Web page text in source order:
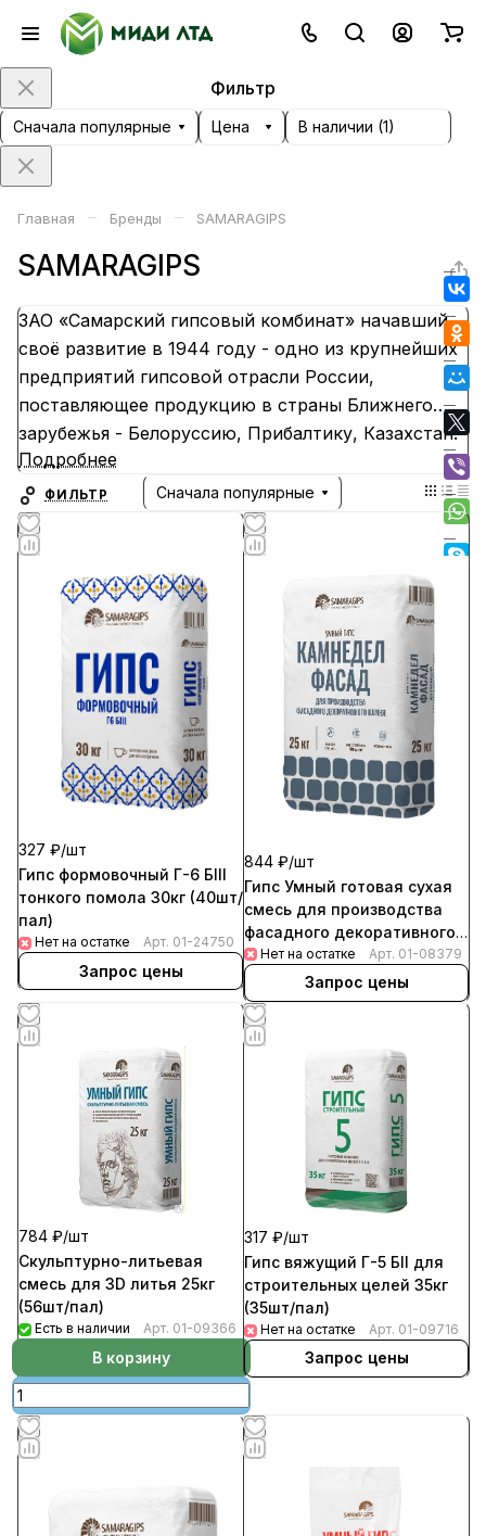
Фильтр
Сначала популярные Цена В наличии (1)
Главная – Бренды – SAMARAGIPS
SAMARAGIPS
ЗАО «Самарский гипсовый комбинат» начавший
своё развитие в 1944 году - одно из крупнейших
предприятий гипсовой отрасли России,
поставляющее продукцию в страны Ближнего
зарубежья - Белоруссию, Прибалтику, Казахстан.
Главное направление выпуска - высокопрочный и
строительный гипс, пазогребневые плиты, а
также сухие строительные смесей и уникальные
продукты для изготовления элементов интерьера.
Подробнее
ФИЛЬТР Сначала популярные
327 ₽/шт
Гипс формовочный Г-6 БIII
тонкого помола 30кг (40шт/
пал)
Нет на остатке Арт. 01-24750
Запрос цены
844 ₽/шт
Гипс Умный готовая сухая
смесь для производства
фасадного декоративного
камня 25кг (56шт/пал)
Нет на остатке Арт. 01-08379
Запрос цены
784 ₽/шт
Скульптурно-литьевая
смесь для 3D литья 25кг
(56шт/пал)
Есть в наличии Арт. 01-09366
В корзину
317 ₽/шт
Гипс вяжущий Г-5 БII для
строительных целей 35кг
(35шт/пал)
Нет на остатке Арт. 01-09716
Запрос цены